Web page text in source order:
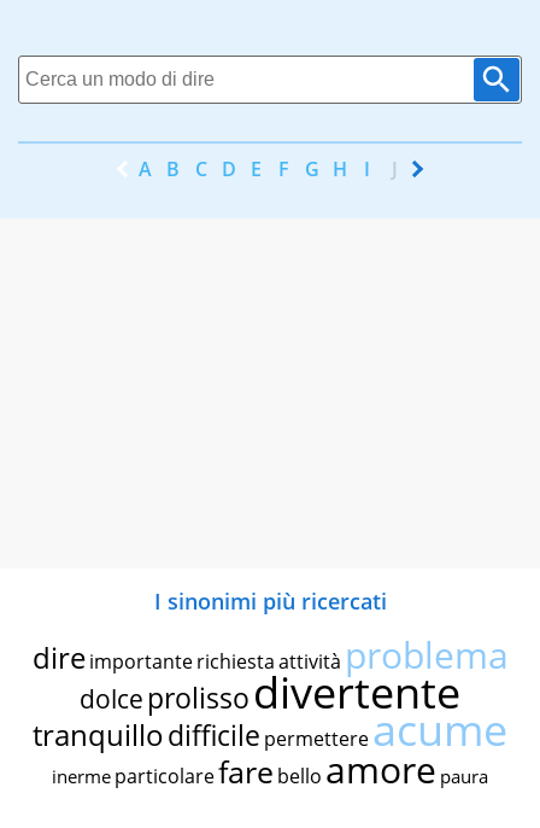
A B C D E F G H I J K
I sinonimi più ricercati
dire importante richiestaattività problema
dolce prolissodivertente
tranquillodifficile permettereacume
inerme particolarefare bello amore paura